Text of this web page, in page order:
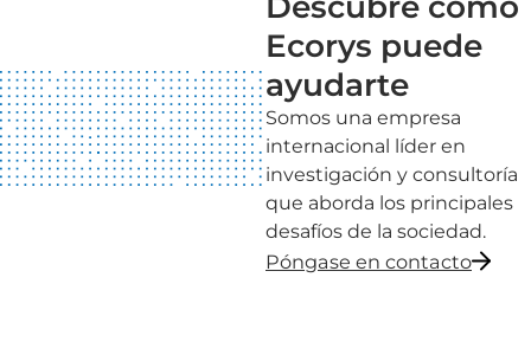
Ecorys puede
ayudarte
Somos una empresa
internacional líder en
investigación y consultoría
que aborda los principales
desafíos de la sociedad.
Póngase en contacto